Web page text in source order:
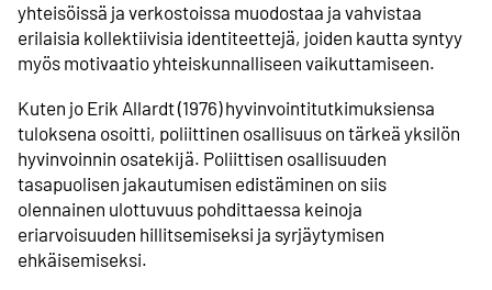
yhteisöissä ja verkostoissa muodostaa ja vahvistaa
erilaisia kollektiivisia identiteettejä, joiden kautta syntyy
myös motivaatio yhteiskunnalliseen vaikuttamiseen.
Kuten jo Erik Allardt (1976) hyvinvointitutkimuksiensa
tuloksena osoitti, poliittinen osallisuus on tärkeä yksilön
hyvinvoinnin osatekijä. Poliittisen osallisuuden
tasapuolisen jakautumisen edistäminen on siis
olennainen ulottuvuus pohdittaessa keinoja
eriarvoisuuden hillitsemiseksi ja syrjäytymisen
ehkäisemiseksi.